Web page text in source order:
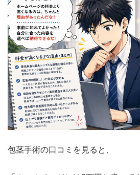
包茎手術の口コミを見ると、